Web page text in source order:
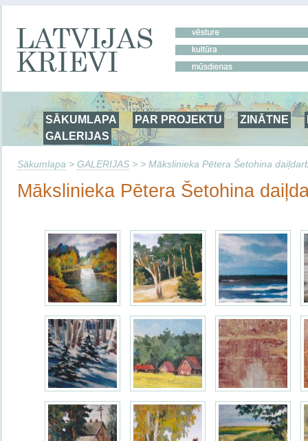
SĀKUMLAPA PAR PROJEKTU ZINĀTNE
GALERIJAS
Sākumlapa > GALERIJAS > > Mākslinieka Pētera Šetohina
Mākslinieka Pētera Šetohina